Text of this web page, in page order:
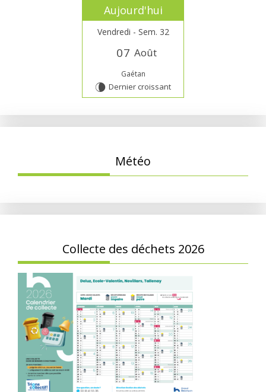
Aujourd'hui
Vendredi - Sem. 32
07 Août
Gaétan
V Dernier croissant
Météo
Collecte des déchets 2026